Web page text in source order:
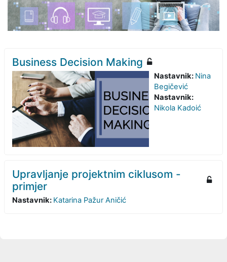
Business Decision Making
Nastavnik: Nina
Begičević
Nastavnik:
Nikola Kadoić
Upravljanje projektnim ciklusom -
primjer
Nastavnik: Katarina Pažur Aničić